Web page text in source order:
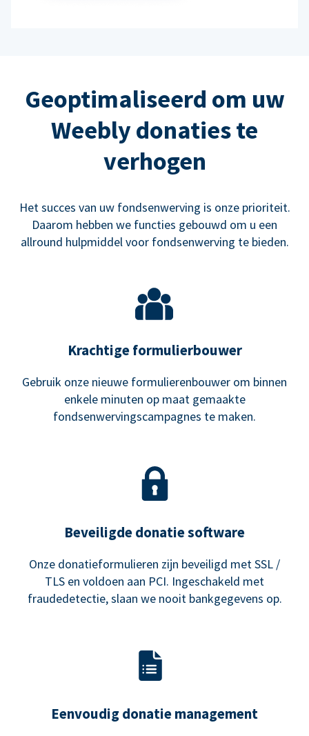
Geoptimaliseerd om uw
Weebly donaties te
verhogen
Het succes van uw fondsenwerving is onze prioriteit.
Daarom hebben we functies gebouwd om u een
allround hulpmiddel voor fondsenwerving te bieden.
Krachtige formulierbouwer
Gebruik onze nieuwe formulierenbouwer om binnen
enkele minuten op maat gemaakte
fondsenwervingscampagnes te maken.
Beveiligde donatie software
Onze donatieformulieren zijn beveiligd met SSL /
TLS en voldoen aan PCI. Ingeschakeld met
fraudedetectie, slaan we nooit bankgegevens op.
Eenvoudig donatie management